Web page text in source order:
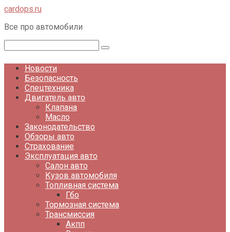
Перейти
контенту
cardops.ru
Все про автомобили
Новости
Безопасность
Спецтехника
Двигатель авто
Клапана
Масло
Законодательство
Обзоры авто
Страхование
Эксплуатация авто
Салон авто
Кузов автомобиля
Топливная система
Гбо
Тормозная система
Трансмиссия
Акпп